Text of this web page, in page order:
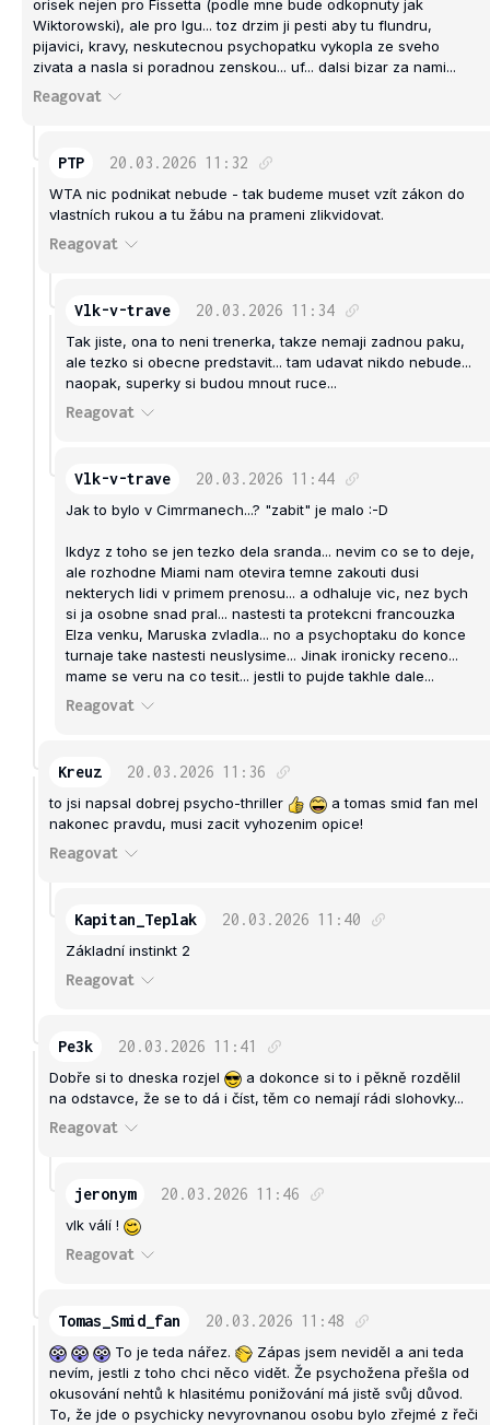
orisek nejen pro Fissetta (podle mne bude odkopnuty jak
Wiktorowski), ale pro Igu... toz drzim ji pesti aby tu flundru,
pijavici, kravy, neskutecnou psychopatku vykopla ze sveho
zivata a nasla si poradnou zenskou... uf... dalsi bizar za nami...
Reagovat
PTP 20.03.2026 11:32
WTA nic podnikat nebude - tak budeme muset vzít zákon do
vlastních rukou a tu žábu na prameni zlikvidovat.
Reagovat
Vlk-v-trave 20.03.2026 11:34
Tak jiste, ona to neni trenerka, takze nemaji zadnou paku,
ale tezko si obecne predstavit... tam udavat nikdo nebude...
naopak, superky si budou mnout ruce...
Reagovat
Vlk-v-trave 20.03.2026 11:44
Jak to bylo v Cimrmanech...? "zabit" je malo :-D
Ikdyz z toho se jen tezko dela sranda... nevim co se to deje,
ale rozhodne Miami nam otevira temne zakouti dusi
nekterych lidi v primem prenosu... a odhaluje vic, nez bych
si ja osobne snad pral... nastesti ta protekcni francouzka
Elza venku, Maruska zvladla... no a psychoptaku do konce
turnaje take nastesti neuslysime... Jinak ironicky receno...
mame se veru na co tesit... jestli to pujde takhle dale...
Reagovat
Kreuz 20.03.2026 11:36
to jsi napsal dobrej psycho-thriller
a tomas smid fan mel
nakonec pravdu, musi zacit vyhozenim opice!
Reagovat
Kapitan_Teplak 20.03.2026 11:40
Základní instinkt 2
Reagovat
Pe3k 20.03.2026 11:41
Dobře si to dneska rozjel
a dokonce si to i pěkně rozdělil
na odstavce, že se to dá i číst, těm co nemají rádi slohovky...
Reagovat
jeronym 20.03.2026 11:46
vlk válí !
Reagovat
Tomas_Smid_fan 20.03.2026 11:48
To je teda nářez.
Zápas jsem neviděl a ani teda
nevím, jestli z toho chci něco vidět. Že psychožena přešla od
okusování nehtů k hlasitému ponižování má jistě svůj důvod.
To, že jde o psychicky nevyrovnanou osobu bylo zřejmé z řeči